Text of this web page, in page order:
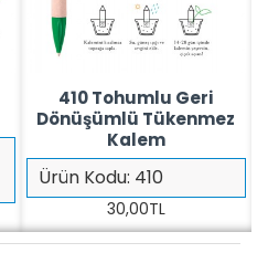
Ürün Kodu: 410
410 Tohumlu Geri
Dönüşümlü Tükenmez
Kalem
30,00TL